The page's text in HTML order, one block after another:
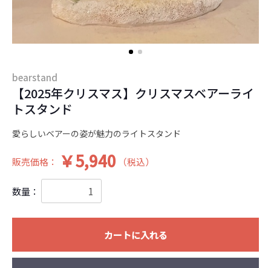
bearstand
【2025年クリスマス】クリスマスベアーライ
トスタンド
愛らしいベアーの姿が魅力のライトスタンド
販売価格： ￥5,940 （税込）
数量：
カートに入れる